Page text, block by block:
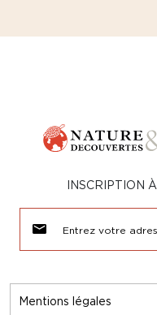
Mentions légales
INSCRIPTION